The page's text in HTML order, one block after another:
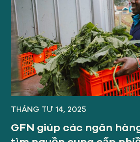
THÁNG TƯ 14, 2025
GFN giúp các ngân